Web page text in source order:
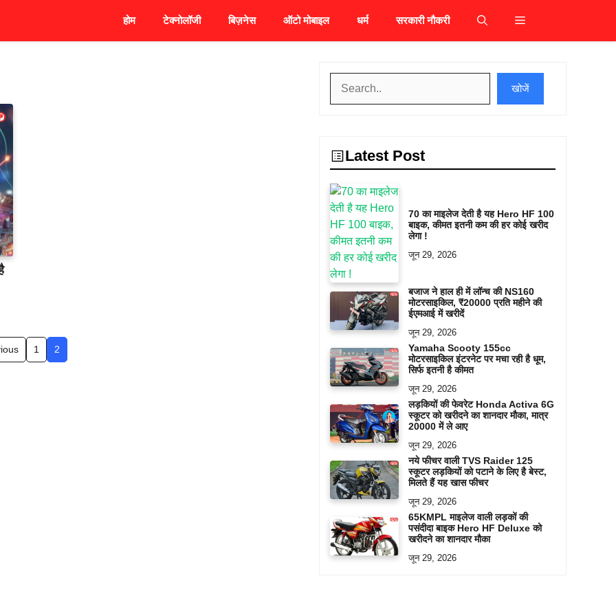
होम टेक्नोलॉजी बिज़नेस ऑटो मोबाइल धर्म सरकारी नौकरी
1 2
खोजें
Latest Post
70 का माइलेज देती है यह Hero HF 100
बाइक, कीमत इतनी कम की हर कोई खरीद
लेगा !
जून 29, 2026
बजाज ने हाल ही में लॉन्च की NS160
मोटरसाइकिल, ₹20000 प्रति महीने की
ईएमआई में खरीदें
जून 29, 2026
Yamaha Scooty 155cc
मोटरसाइकिल इंटरनेट पर मचा रही है धूम,
सिर्फ इतनी है कीमत
जून 29, 2026
लड़कियों की फेवरेट Honda Activa 6G
स्कूटर को खरीदने का शानदार मौका, मात्र
20000 में ले आए
जून 29, 2026
नये फीचर वाली TVS Raider 125
स्कूटर लड़कियों को पटाने के लिए है बेस्ट,
मिलते हैं यह खास फीचर
जून 29, 2026
65KMPL माइलेज वाली लड़कों की
पसंदीदा बाइक Hero HF Deluxe को
खरीदने का शानदार मौका
जून 29, 2026